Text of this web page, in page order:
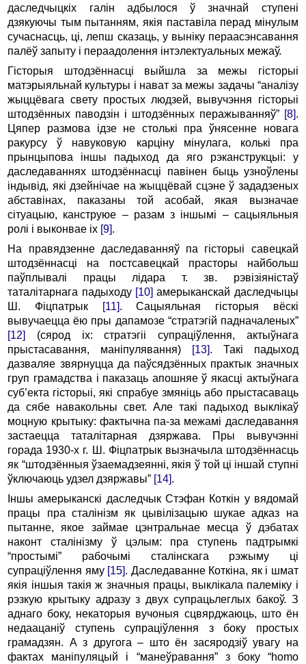
даследчыцкіх галін адбылося ў значнай ступені
дзякуючы тым пытанням, якія паставіла перад мінулым
сучаснасць, ці, лепш сказаць, у выніку пераасэнсавання
палёў запыту і пераадолення інтэлектуальных межаў.
Гісторыя штодзённасці выйшла за межы гісторыі
матэрыяльнай культуры і нават за межы задачы “аналізу
жыццёвага свету простых людзей, вывучэння гісторыі
штодзённых паводзін і штодзённых перажыванняў” [8].
Цяпер размова ідзе не столькі пра ўнясенне новага
ракурсу ў навуковую карціну мінулага, колькі пра
прынцыпова іншы падыход да яго рэканструкцыі: у
даследаваннях штодзённасці павінен быць узноўлены
індывід, які дзейнічае на жыццёвай сцэне ў зададзеных
абставінах, паказаны той асобай, якая вызначае
сітуацыю, канструюе – разам з іншымі – сацыяльныя
ролі і выконвае іх [9].
На правядзенне даследаванняў па гісторыі савецкай
штодзённасці на постсавецкай прасторы найбольш
паўплывалі працы лідара т. зв. рэвізіяністаў
таталітарнага падыходу [10] амерыканскай даследчыцы
Ш. Фіцпатрык
[11]. Cацыяльная гісторыя вёскі
вывучаецца ёю пры дапамозе “стратэгій падначаленых”
[12]
(сярод іх: стратэгіі супраціўлення, актыўнага
прыстасавання, маніпулявання)
[13]. Такі падыход
дазваляе звярнуцца да паўсядзённых практык значных
груп грамадства і паказаць апошняе ў якасці актыўнага
суб’екта гісторыі, які спрабуе змяніць або прыстасаваць
да сябе навакольны свет. Але такі падыход выклікаў
моцную крытыку: фактычна па-за межамі даследавання
застаецца таталітарная дзяржава. Пры вывучэнні
горада 1930-х г. Ш. Фіцпатрык вызначыла штодзённасць
як “штодзённыя ўзаемадзеянні, якія ў той ці іншай ступні
ўключаюць удзел дзяржавы” [14].
Іншы амерыканскі даследчык Стэфан Коткін у вядомай
працы пра сталінізм як цывілізацыю шукае адказ на
пытанне, якое займае цэнтральнае месца ў дэбатах
наконт сталінізму ў цэлым: пра ступень падтрымкі
“простымі” рабочымі сталінскага рэжыму ці
супраціўлення яму [15]. Даследаванне Коткіна, як і шмат
якія іншыя такія ж значныя працы, выклікала палеміку і
рэзкую крытыку адразу з двух супрацьлеглых бакоў. З
аднаго боку, некаторыя вучоныя сцвярджаюць, што ён
недаацаніў ступень супраціўлення з боку простых
грамадзян. А з другога – што ён засяродзіў увагу на
фактах маніпуляцый і “манеўравання” з боку “homo